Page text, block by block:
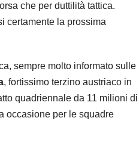
che per duttilità tattica.
certamente la prossima
sempre molto informato sulle
, fortissimo terzino austriaco in
quadriennale da 11 milioni di
occasione per le squadre